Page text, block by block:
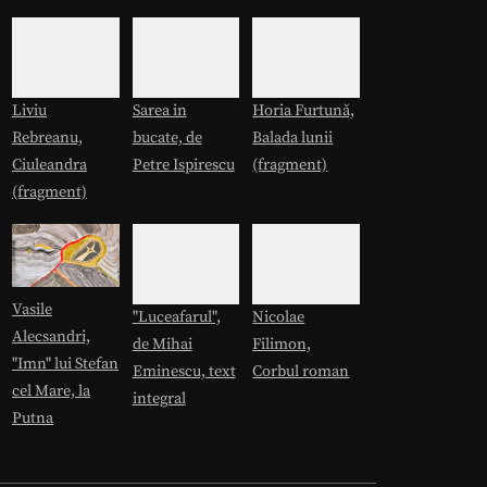
Liviu
Rebreanu,
Ciuleandra
(fragment)
Sarea in
bucate, de
Petre Ispirescu
Horia Furtună,
Balada lunii
(fragment)
Vasile
Alecsandri,
"Imn" lui Stefan
cel Mare, la
Putna
"Luceafarul",
de Mihai
Eminescu, text
integral
Nicolae
Filimon,
Corbul roman